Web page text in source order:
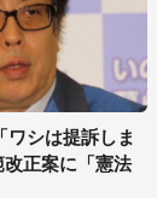
ワシは提訴しま
正案に「憲法